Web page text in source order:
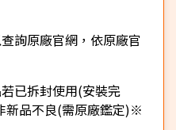
詢原廠官網，依原廠官
已拆封使用(安裝完
新品不良(需原廠鑑定)※